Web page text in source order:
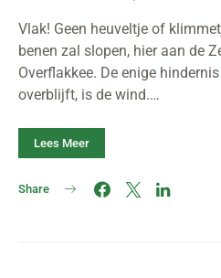
Vlak! Geen heuveltje of
benen zal slopen, hier aan de
Overflakkee. De enige
overblijft, is de wind.…
Lees Meer
Share